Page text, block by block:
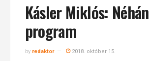
Kásler Miklós:
program
by redaktor 2018. október 15.